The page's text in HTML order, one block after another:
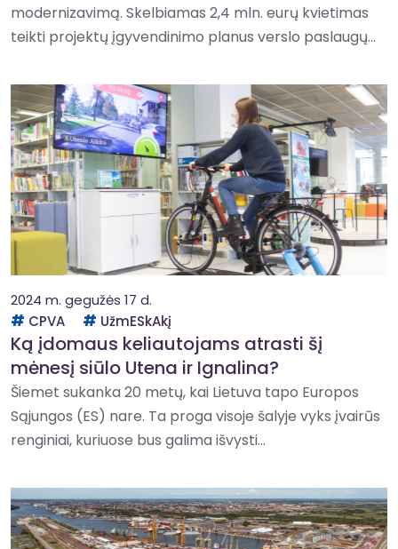
modernizavimą. Skelbiamas 2,4 mln. eurų kvietimas
teikti projektų įgyvendinimo planus verslo paslaugų...
2024 m. gegužės 17 d.
CPVA
UžmESkAkį
Ką įdomaus keliautojams atrasti šį
mėnesį siūlo Utena ir Ignalina?
Šiemet sukanka 20 metų, kai Lietuva tapo Europos
Sąjungos (ES) nare. Ta proga visoje šalyje vyks įvairūs
renginiai, kuriuose bus galima išvysti...